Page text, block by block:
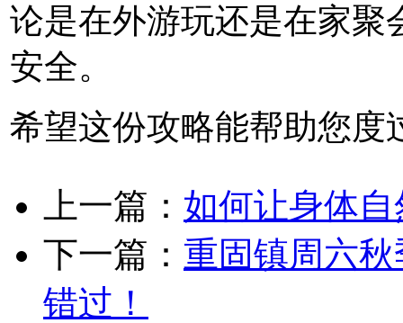
论是在外游玩还是在家聚
安全。
希望这份攻略能帮助您度
上一篇： 如何让身体
下一篇： 重固镇周六
错过！